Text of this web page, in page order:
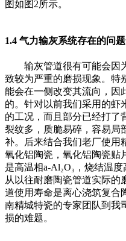
图如图2所示。
1.4 气力输灰系统存在的问
输灰管道很有可能会因
致较为严重的磨损现象。特
能会在一侧改变其流向，因
的。针对以前我们采用的虾
的工况，而且部分已经打了
裂纹多，质脆易碎，容易局
补。后来结合我们老厂使用
氧化铝陶瓷，氧化铝陶瓷贴
是高温相a-Al₂O₃，烧结温
从以往耐磨陶瓷管道实际的
道使用寿命是离心浇筑复合
南精城特瓷的专家团队到我
损的难题。